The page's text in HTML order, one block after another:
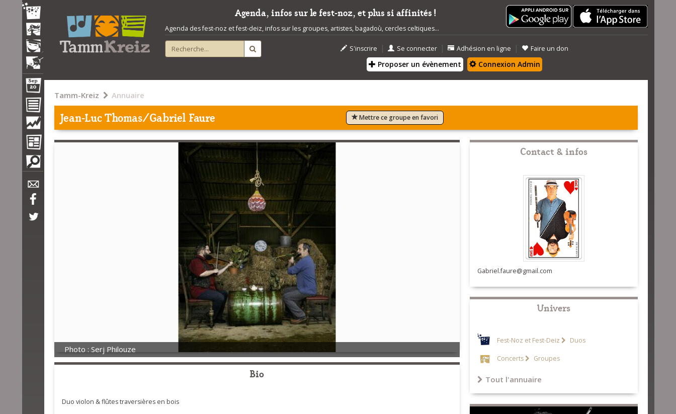
Agenda, infos sur le fest-noz, et plus si affinités !
Agenda des fest-noz et fest-deiz, infos sur les groupes, artistes, bagadoù, cercles celtiques...
S'inscrire | Se connecter | Adhésion en ligne | Faire un don
Proposer un évènement Connexion Admin
Tamm-Kreiz Annuaire
Jean-Luc Thomas/Gabriel Faure Mettre ce groupe en favori
Photo : Serj Philouze
Bio
Duo violon & flûtes traversières en bois
Contact & infos
Gabriel.faure@gmail.com
Univers
Fest-Noz et Fest-Deiz Duos
Concerts Groupes
Tout l'annuaire